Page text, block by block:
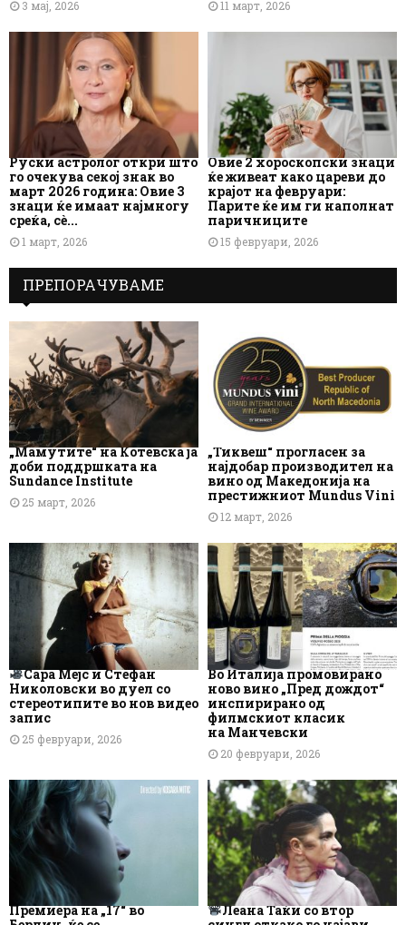
3 мај, 2026 11 март, 2026
Руски астролог откри што
го очекува секој знак во
март 2026 година: Овие 3
знаци ќе имаат најмногу
среќа, сè...
1 март, 2026
Овие 2 хороскопски знаци
ќе живеат како цареви до
крајот на февруари:
Парите ќе им ги наполнат
паричниците
15 февруари, 2026
ПРЕПОРАЧУВАМЕ
„Мамутите“ на Котевска ја
доби поддршката на
Sundance Institute
25 март, 2026
„Тиквеш“ прогласен за
најдобар производител на
вино од Македонија на
престижниот Mundus Vini
12 март, 2026
Сара Мејс и Стефан
Николовски во дуел со
стереотипите во нов видео
запис
25 февруари, 2026
Во Италија промовирано
ново вино „Пред дождот“
инспирирано од
филмскиот класик
на Манчевски
20 февруари, 2026
Премиера на „17“ во
Леана Таќи со втор